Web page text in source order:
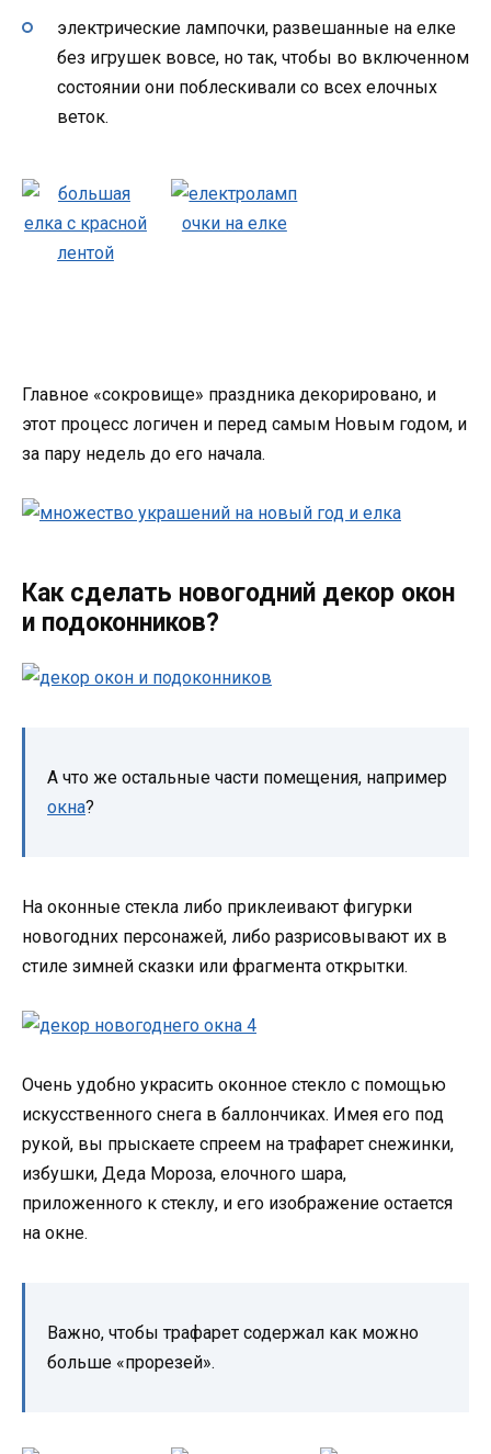
электрические лампочки, развешанные на елке
без игрушек вовсе, но так, чтобы во включенном
состоянии они поблескивали со всех елочных
веток.
Главное «сокровище» праздника декорировано, и
этот процесс логичен и перед самым Новым годом, и
за пару недель до его начала.
Как сделать новогодний декор окон
и подоконников?
А что же остальные части помещения, например
окна?
На оконные стекла либо приклеивают фигурки
новогодних персонажей, либо разрисовывают их в
стиле зимней сказки или фрагмента открытки.
Очень удобно украсить оконное стекло с помощью
искусственного снега в баллончиках. Имея его под
рукой, вы прыскаете спреем на трафарет снежинки,
избушки, Деда Мороза, елочного шара,
приложенного к стеклу, и его изображение остается
на окне.
Важно, чтобы трафарет содержал как можно
больше «прорезей».